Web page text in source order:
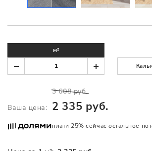
м²
Ваша цена:
3 608 руб.
2 335 руб.
плати 25% сейчас остальное